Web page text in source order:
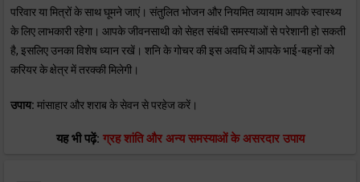
परिवार या मित्रों के साथ घूमने जाएं। संतुलित भोजन और नियमित व्यायाम आपके स्वास्थ्य
के लिए लाभकारी रहेगा। आपके जीवनसाथी को सेहत संबंधी समस्याओं से परेशानी हो सकती
है, इसलिए उनका विशेष ध्यान रखें। शनि के गोचर की इस अवधि में आपके भाई-बहनों को
करियर के क्षेत्र में तरक्की मिलेगी।
उपाय: मांसाहार और शराब के सेवन से परहेज करें।
यह भी पढ़ें: ग्रह शांति और अन्य समस्याओं के असरदार उपाय